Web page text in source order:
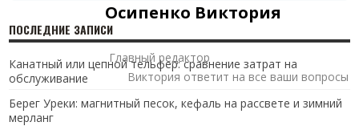
Осипенко Виктория
Главный редактор
Виктория ответит на все ваши вопросы
ПОСЛЕДНИЕ ЗАПИСИ
Канатный или цепной тельфер: сравнение затрат на
обслуживание
Берег Уреки: магнитный песок, кефаль на рассвете и зимний
мерланг